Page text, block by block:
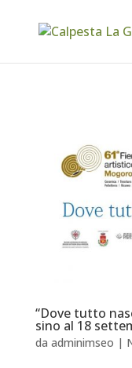
“Dove tutto
sino al 18
da adminimseo |